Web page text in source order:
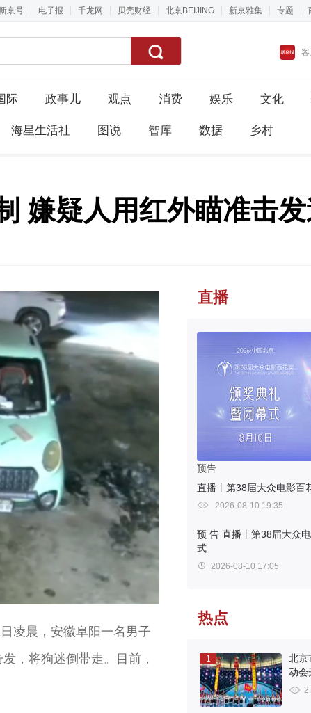
新京号 电子报 千龙网 贝壳财经 北京BEIJING 新京雅集 专题
客
际 政事儿 观点 消费 娱乐 文化
海星生活社 图说 智库 数据 乡村
嫌疑人用红外瞄准击
凌晨，安徽阜阳一名男子
，将狗迷倒带走。目前，
直播
预告
直播丨第38届大众电影百
2026-08-10 19:35
预 告 直播丨第38届大众
式
2026-08-10 17:05
热点
1
北京
动会